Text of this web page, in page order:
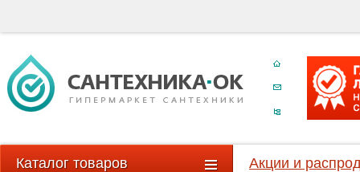
Каталог товаров Акции и